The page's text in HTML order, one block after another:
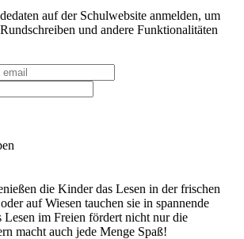
auf der Schulwebsite anmelden, um
und andere Funktionalitäten
die Kinder das Lesen in der frischen
auf Wiesen tauchen sie in spannende
Lesen im Freien fördert nicht nur die
macht auch jede Menge Spaß!